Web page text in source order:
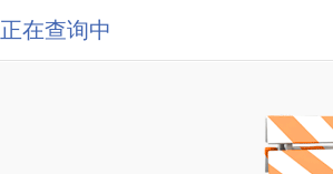
正在查询中